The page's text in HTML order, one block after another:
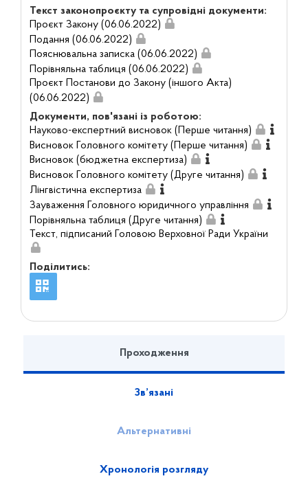
Текст законопроєкту та супровідні документи:
Проєкт Закону (06.06.2022)
Подання (06.06.2022)
Пояснювальна записка (06.06.2022)
Порівняльна таблиця (06.06.2022)
Проєкт Постанови до Закону (іншого Акта)
(06.06.2022)
Документи, пов'язані із роботою:
Науково-експертний висновок (Перше читання)
Висновок Головного комітету (Перше читання)
Висновок (бюджетна експертиза)
Висновок Головного комітету (Друге читання)
Лінгвістична експертиза
Зауваження Головного юридичного управління
Порівняльна таблиця (Друге читання)
Текст, підписаний Головою Верховної Ради України
Поділитись:
Проходження
Зв’язані
Альтернативні
Хронологія розгляду